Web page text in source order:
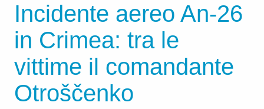
Incidente aereo An‑26
in Crimea: tra le
vittime il comandante
Otroščenko